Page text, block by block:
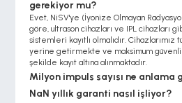
gerekiyor mu?
Evet, NiSV'ye (İyonize Olmayan
göre, ultrason cihazları ve IPL cihazları
sistemleri kayıtlı olmalıdır.
yerine getirmekte ve maksimum
şekilde kayıt altına alınmaktadır.
Milyon impuls sayısı ne anlama
NaN yıllık garanti nasıl işliyor?